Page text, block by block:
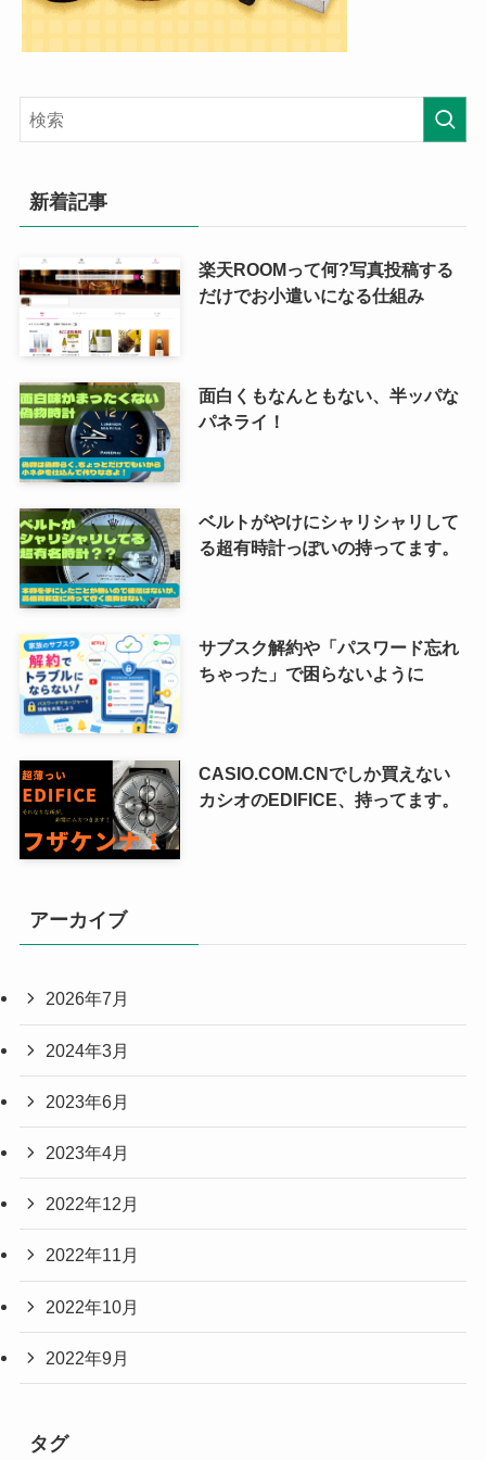
新着記事
楽天ROOMって何?写真投稿する
だけでお小遣いになる仕組み
面白くもなんともない、半ッパな
パネライ！
ベルトがやけにシャリシャリして
る超有時計っぽいの持ってます。
サブスク解約や「パスワード忘れ
ちゃった」で困らないように
CASIO.COM.CNでしか買えない
カシオのEDIFICE、持ってます。
アーカイブ
2026年7月
2024年3月
2023年6月
2023年4月
2022年12月
2022年11月
2022年10月
2022年9月
タグ